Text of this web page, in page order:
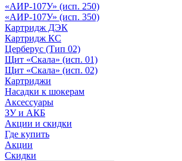
«АИР-107У» (исп. 250)
«АИР-107У» (исп. 350)
Картридж ДЭК
Картридж КС
Церберус (Тип 02)
Щит «Скала» (исп. 01)
Щит «Скала» (исп. 02)
Картриджи
Насадки к шокерам
Аксессуары
ЗУ и АКБ
Акции и скидки
Где купить
Акции
Скидки